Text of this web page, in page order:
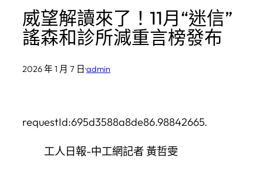
威望解讀來了！11月“迷信”
謠森和診所減重言榜發布
2026 年 1 月 7 日·admin
requestId:695d3588a8de86.98842665.
工人日報-中工網記者 黃哲雯